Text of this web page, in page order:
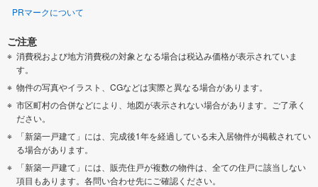
PRマークについて
ご注意
消費税および地方消費税の対象となる場合は税込み価格が表示されていま
す。
物件の写真やイラスト、CGなどは実際と異なる場合があります。
市区町村の合併などにより、地図が表示されない場合があります。ご了承く
ださい。
「新築一戸建て」には、完成後1年を経過している未入居物件が掲載されてい
る場合があります。
「新築一戸建て」には、販売住戸が複数の物件は、全ての住戸に該当しない
項目もあります。各問い合わせ先にご確認ください。